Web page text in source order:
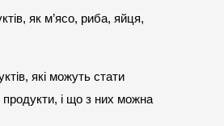
як м’ясо, риба, яйця,
які можуть стати
і що з них можна